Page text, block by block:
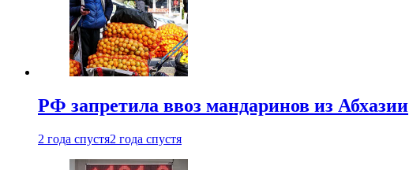
РФ запретила ввоз мандаринов из Абхазии
2 года спустя2 года спустя